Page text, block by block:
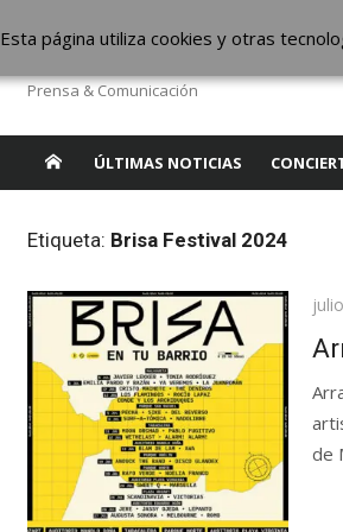
The Borderline
Prensa & Comunicación
ÚLTIMAS NOTICIAS
Etiqueta: Brisa Festival 2024
de
Esta página utiliza cookies y otras